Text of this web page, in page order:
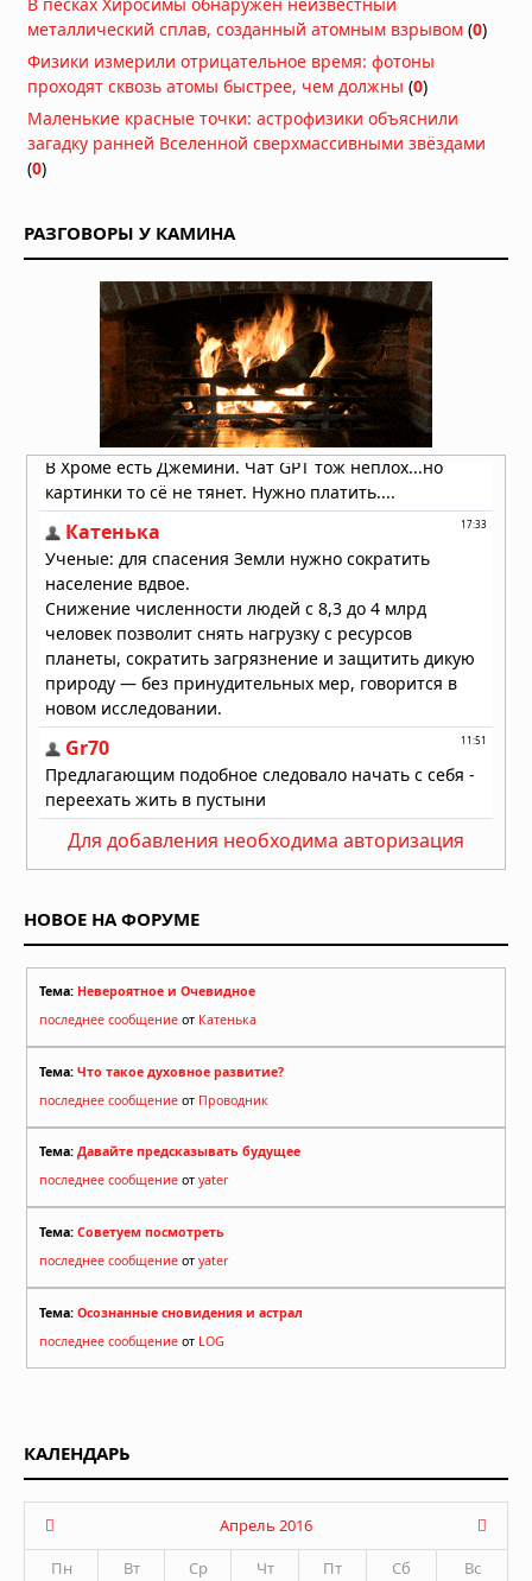
металлический сплав, созданный атомным взрывом (0)
Физики измерили отрицательное время: фотоны
проходят сквозь атомы быстрее, чем должны (0)
Маленькие красные точки: астрофизики объяснили
загадку ранней Вселенной сверхмассивными звёздами
(0)
РАЗГОВОРЫ У КАМИНА
Для добавления необходима авторизация
НОВОЕ НА ФОРУМЕ
Тема: Невероятное и Очевидное
последнее сообщение от Катенька
Тема: Что такое духовное развитие?
последнее сообщение от Проводник
Тема: Давайте предсказывать будущее
последнее сообщение от yater
Тема: Советуем посмотреть
последнее сообщение от yater
Тема: Осознанные сновидения и астрал
последнее сообщение от LOG
КАЛЕНДАРЬ
Апрель 2016
Пн
Вт Ср Чт Пт Сб Вс